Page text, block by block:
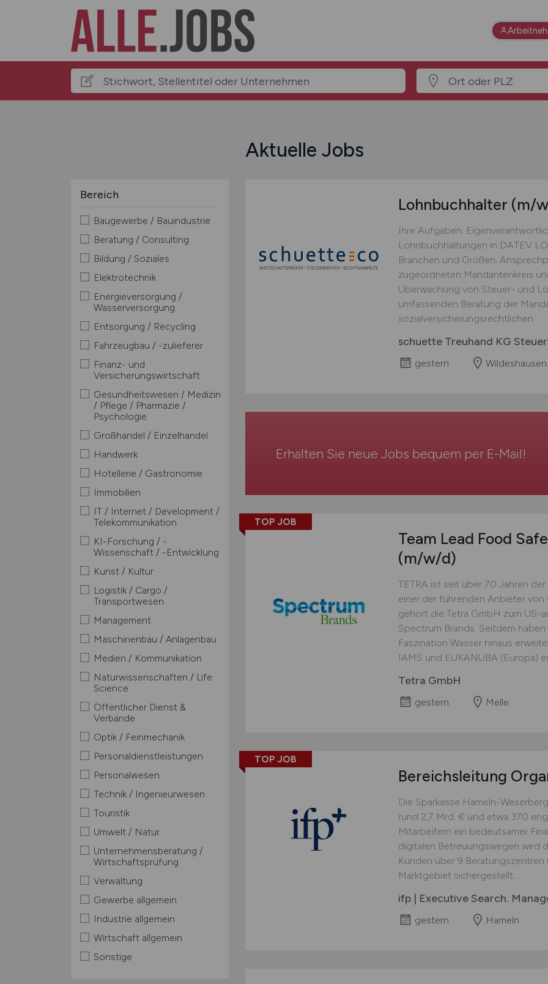
Aktuelle Jobs
Bereich
Baugewerbe / Bauindustrie
Beratung / Consulting
Bildung / Soziales
Elektrotechnik
Energieversorgung /
Wasserversorgung
Entsorgung / Recycling
Fahrzeugbau / -zulieferer
Finanz- und
Versicherungswirtschaft
Gesundheitswesen / Medizin
/ Pflege / Pharmazie /
Psychologie
Großhandel / Einzelhandel
Handwerk
Hotellerie / Gastronomie
Immobilien
IT / Internet / Development /
Telekommunikation
KI-Forschung / -
Wissenschaft / -Entwicklung
Kunst / Kultur
Logistik / Cargo /
Transportwesen
Management
Maschinenbau / Anlagenbau
Medien / Kommunikation
Naturwissenschaften / Life
Science
Öffentlicher Dienst &
Verbände
Optik / Feinmechanik
Personaldienstleistungen
Personalwesen
Technik / Ingenieurwesen
Touristik
Umwelt / Natur
Unternehmensberatung /
Wirtschaftsprüfung
Verwaltung
Gewerbe allgemein
Industrie allgemein
Wirtschaft allgemein
Sonstige
Lohnbuchhalter (m/
Ihre Aufgaben:
Lohnbuchhaltungen in DATEV
Branchen und Größen;
zugeordneten Mandantenkreis
Überwachung von Steuer- und
umfassenden Beratung der
sozialversicherungsrechtlichen...
schuette Treuhand KG
gestern Wildeshausen
Erhalten Sie neue Jobs bequem per E-Mail!
TOP JOB
Team Lead Food
(m/w/d)
TETRA ist seit über 70 Jahren
einer der führenden Anbieter
gehört die Tetra GmbH zum US-
Spectrum Brands. Seitdem
Faszination Wasser hinaus
IAMS und EUKANUBA (Europa)
Tetra GmbH
gestern Melle
TOP JOB
Bereichsleitung
Die Sparkasse Hameln-
rund 2,7 Mrd. € und etwa 370
Mitarbeitern ein bedeutsamer
digitalen Betreuungswegen wird
Kunden über 9
Marktgebiet sichergestellt....
ifp | Executive Search.
gestern Hameln